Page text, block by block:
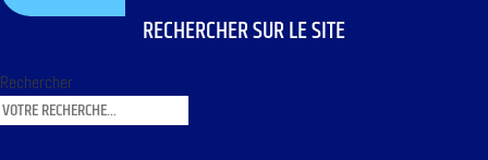
RECHERCHER SUR LE SITE
Rechercher